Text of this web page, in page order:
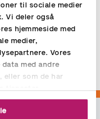
til sociale medier
Vi deler også
hjemmeside med
medier,
Vores
med andre
eller som de har
tjenester.